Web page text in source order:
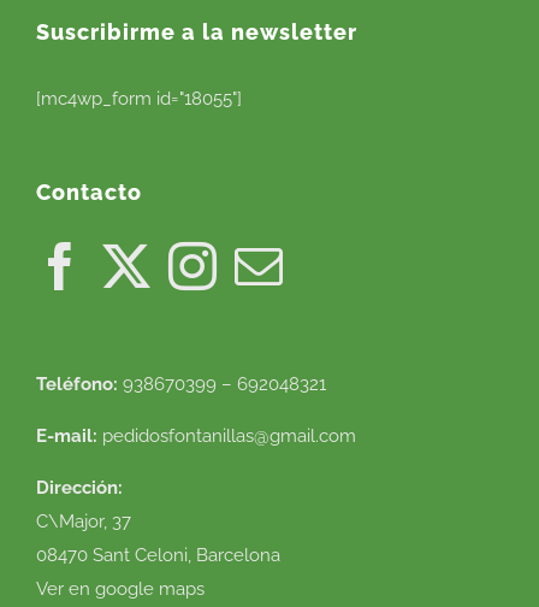
Suscribirme a la newsletter
[mc4wp_form id="18055"]
Contacto
Teléfono: 938670399 – 692048321
E-mail: pedidosfontanillas@gmail.com
Dirección:
C\Major, 37
08470 Sant Celoni, Barcelona
Ver en google maps